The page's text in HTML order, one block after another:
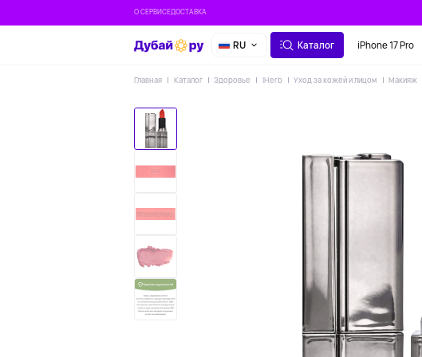
О СЕРВИСЕДОСТАВКА
RU Каталог iPhone 17 Pro
Главная Каталог Здоровье IHerb Уход за кожей и лицом Макияж